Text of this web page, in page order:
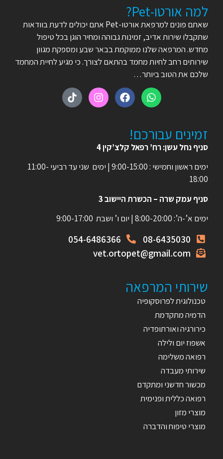
למה אורטו-Pet?
שאתם פונים למרפאת אורטו-Pet אתם יכולים לדעת בוודאות
שתקבלו שירות אדיב, זמינות גבוהה ומחיר הוגן בכל טיפול
מחדש. המרפאה שלנו ממוקמת בבאר שבע ומספקת מגוון
שירותים רחב לחיות מחמד בהתאם לצורך. כי מגיע לחיית המחמד
שלכם את הטוב ביותר…
זמינים עבורכם!
סניף נחל עשן: רח’ רפאל קלצ’קין 4
ימים ראשון וחמישי : 9:00-15:00 | ימים שני עד רביעי 11:00-
18:00
סניף עמק שרה – הכשרת היישוב 3
ימים א’-ה’: 8:00-20:00 | יום ו’ ושבת 9:00-17:00
08-6435030
054-6486366
vet.ortopet@gmail.com
שירותי המרפאה
טכנולוגית לפרוסקופיה
הדמיה מתקדמת
כירורגיה ואורתופדיה
אשפוז יום ולילה
רפואה משלימה
שירותי מעבדה
מכשור חדשני ומתקדם
רפואה כללית ופנימית
מוצרי מזון
מוצרי טיפוח והדברה